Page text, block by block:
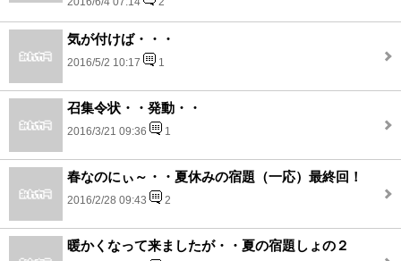
気が付けば・・・
2016/5/2 10:17 1
召集令状・・発動・・
2016/3/21 09:36 1
春なのにぃ～・・夏休みの宿題（一応）最終回！
2016/2/28 09:43 2
暖かくなって来ましたが・・夏の宿題しょの２